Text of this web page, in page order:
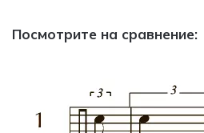
Посмотрите на сравнение: